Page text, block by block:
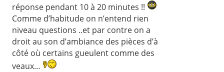
réponse pendant 10 à 20 minutes !!
Comme d’habitude on n’entend rien
niveau questions ..et par contre on a
droit au son d’ambiance des pièces d’à
côté où certains gueulent comme des
veaux…